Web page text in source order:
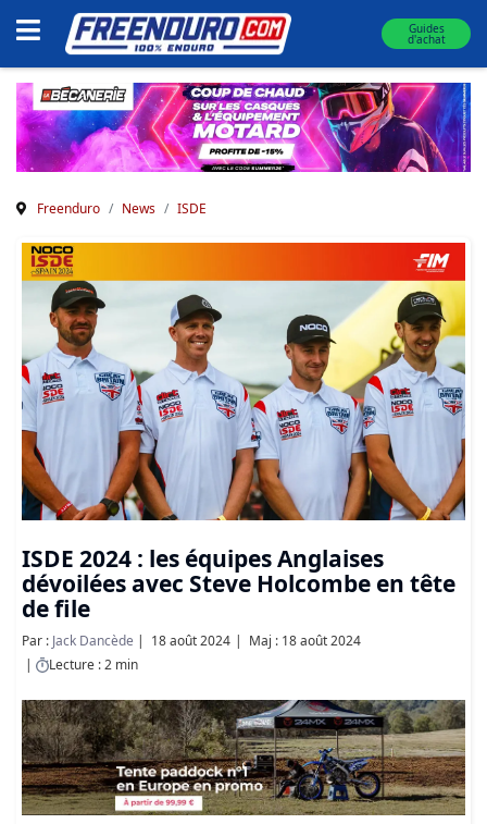
Guides
d'achat
Freenduro News ISDE
ISDE 2024 : les équipes Anglaises
dévoilées avec Steve Holcombe en tête
de file
Par : Jack Dancède 18 août 2024
Maj : 18 août 2024
Lecture : 2 min